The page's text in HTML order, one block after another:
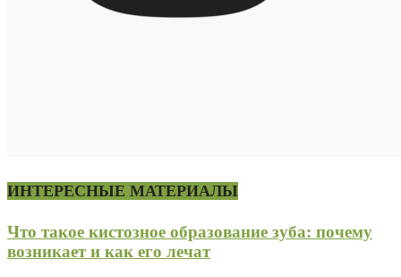
ИНТЕРЕСНЫЕ МАТЕРИАЛЫ
Что такое кистозное образование зуба: почему
возникает и как его лечат